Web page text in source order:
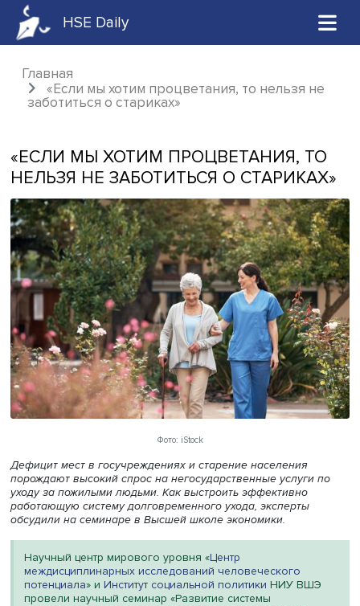
HSE Daily
Главная
«Если мы хотим процветания, то нельзя
«ЕСЛИ МЫ ХОТИМ ПРОЦВЕТАНИЯ,
НЕЛЬЗЯ НЕ ЗАБОТИТЬСЯ О
Фото: iStock
уходу за пожилыми людьми. Как выстроить эффективно
работающую систему долговременного ухода, эксперты
обсудили на семинаре в Высшей школе экономики.